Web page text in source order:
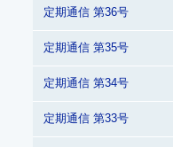
定期通信 第36号
定期通信 第35号
定期通信 第34号
定期通信 第33号